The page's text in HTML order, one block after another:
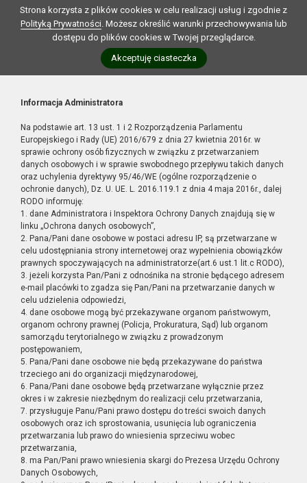
Strona korzysta z plików cookies w celu realizacji usług i zgodnie z
Polityką Prywatności. Możesz określić warunki przechowywania lub
dostępu do plików cookies w Twojej przeglądarce.
Akceptuję ciasteczka
Informacja Administratora
Na podstawie art. 13 ust. 1 i 2 Rozporządzenia Parlamentu
Europejskiego i Rady (UE) 2016/679 z dnia 27 kwietnia 2016r. w
sprawie ochrony osób fizycznych w związku z przetwarzaniem
danych osobowych i w sprawie swobodnego przepływu takich danych
oraz uchylenia dyrektywy 95/46/WE (ogólne rozporządzenie o
ochronie danych), Dz. U. UE. L. 2016.119.1 z dnia 4 maja 2016r., dalej
RODO informuję:
1. dane Administratora i Inspektora Ochrony Danych znajdują się w
linku „Ochrona danych osobowych”,
2. Pana/Pani dane osobowe w postaci adresu IP, są przetwarzane w
celu udostępniania strony internetowej oraz wypełnienia obowiązków
prawnych spoczywających na administratorze(art.6 ust.1 lit.c RODO),
3. jeżeli korzysta Pan/Pani z odnośnika na stronie będącego adresem
e-mail placówki to zgadza się Pan/Pani na przetwarzanie danych w
celu udzielenia odpowiedzi,
4. dane osobowe mogą być przekazywane organom państwowym,
organom ochrony prawnej (Policja, Prokuratura, Sąd) lub organom
samorządu terytorialnego w związku z prowadzonym
postępowaniem,
5. Pana/Pani dane osobowe nie będą przekazywane do państwa
trzeciego ani do organizacji międzynarodowej,
6. Pana/Pani dane osobowe będą przetwarzane wyłącznie przez
okres i w zakresie niezbędnym do realizacji celu przetwarzania,
7. przysługuje Panu/Pani prawo dostępu do treści swoich danych
osobowych oraz ich sprostowania, usunięcia lub ograniczenia
przetwarzania lub prawo do wniesienia sprzeciwu wobec
przetwarzania,
8. ma Pan/Pani prawo wniesienia skargi do Prezesa Urzędu Ochrony
Danych Osobowych,